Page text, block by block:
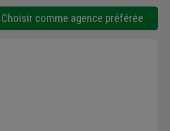
Choisir comme agence préférée